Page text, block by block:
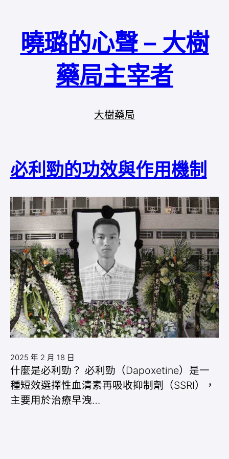
曉璐的心聲 – 大樹
藥局主宰者
大樹藥局
必利勁的功效與作用機制
2025 年 2 月 18 日
什麼是必利勁？ 必利勁（Dapoxetine）是一
種短效選擇性血清素再吸收抑制劑（SSRI），
主要用於治療早洩…